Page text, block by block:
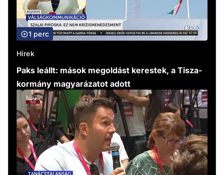
1 perc
Hírek
Paks leállt: mások megoldást kerestek, a Tisza-
kormány magyarázatot adott